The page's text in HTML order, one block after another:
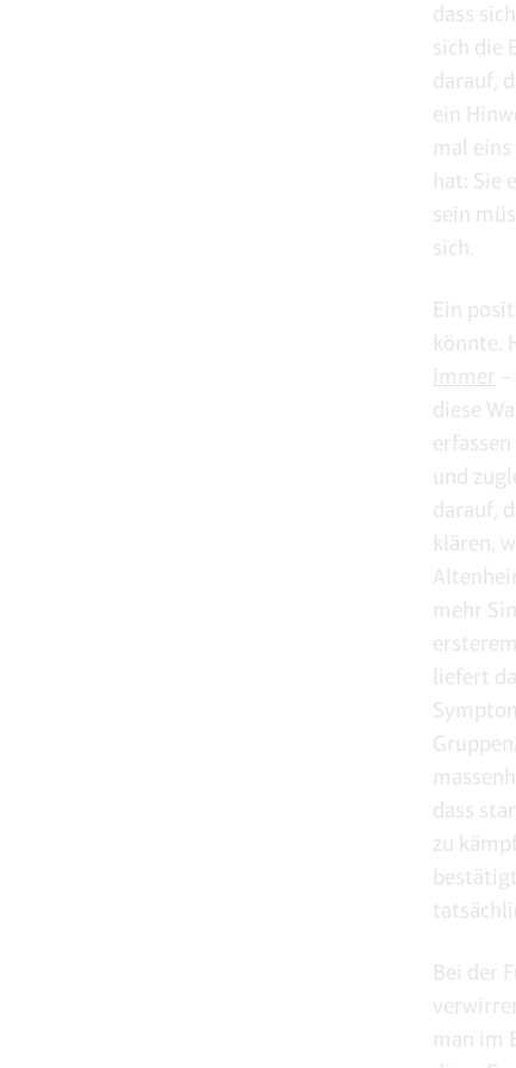
dass
sich die
darauf,
ein
mal
hat: Sie
sein
sich.
Ein
könnte.
immer
diese
und
darauf,
klären,
mehr
liefert
dass
zu
Bei der
man im